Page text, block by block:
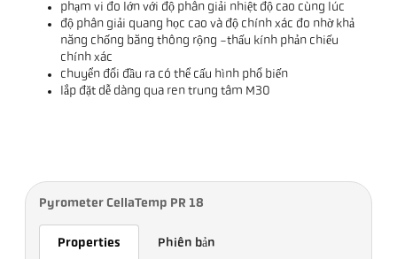
phạm vi đo lớn với độ phân giải nhiệt độ cao cùng lúc
độ phân giải quang học cao và độ chính xác đo nhờ khả
năng chống băng thông rộng -thấu kính phản chiếu
chính xác
chuyển đổi đầu ra có thể cấu hình phổ biến
lắp đặt dễ dàng qua ren trung tâm M30
Pyrometer CellaTemp PR 18
Properties Phiên bản